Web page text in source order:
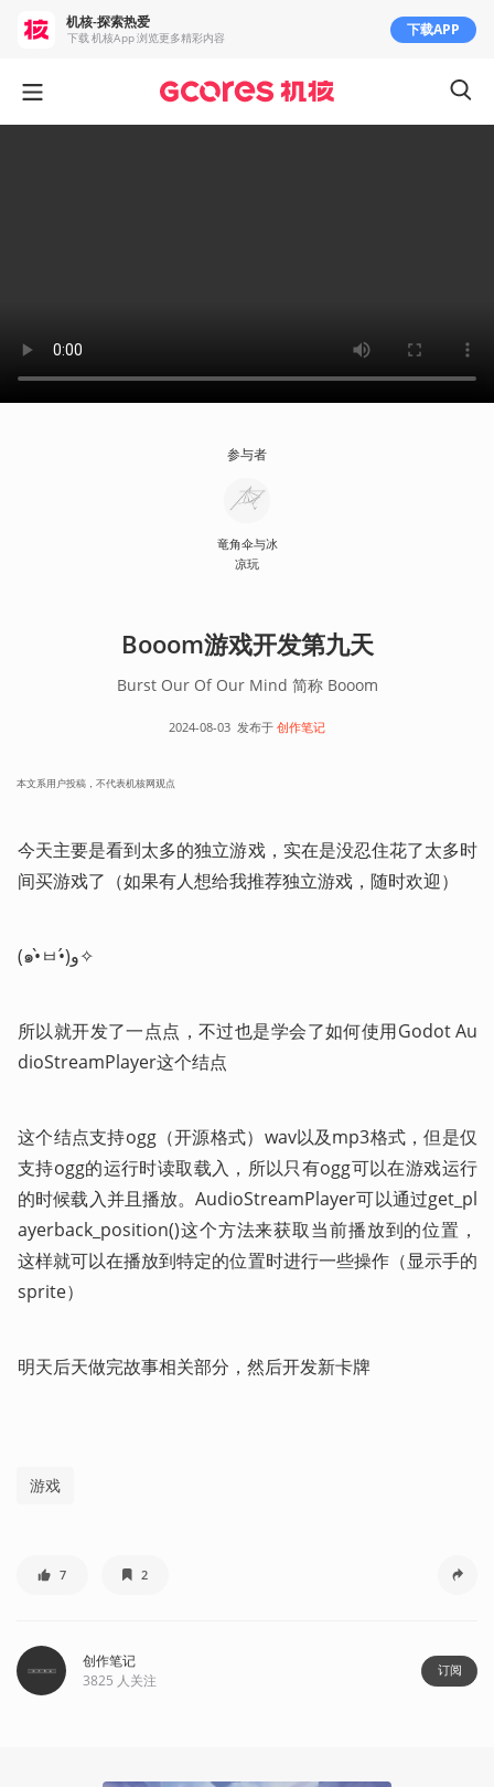
参与者
竜角伞与冰
凉玩
Booom游戏开发第九天
Burst Our Of Our Mind 简称 Booom
2024-08-03 发布于 创作笔记
本文系用户投稿，不代表机核网观点
今天主要是看到太多的独立游戏，实在是没忍住花了太多时
间买游戏了（如果有人想给我推荐独立游戏，随时欢迎）
(๑•̀ㅂ•́)و✧
所以就开发了一点点，不过也是学会了如何使用Godot Au
dioStreamPlayer这个结点
这个结点支持ogg（开源格式）wav以及mp3格式，但是仅
支持ogg的运行时读取载入，所以只有ogg可以在游戏运行
的时候载入并且播放。AudioStreamPlayer可以通过get_pl
ayerback_position()这个方法来获取当前播放到的位置，
这样就可以在播放到特定的位置时进行一些操作（显示手的
sprite）
明天后天做完故事相关部分，然后开发新卡牌
游戏
7 2
创作笔记
3825 人关注
订阅
机核-探索热爱
下载 机核App 浏览更多精彩内容 下载APP